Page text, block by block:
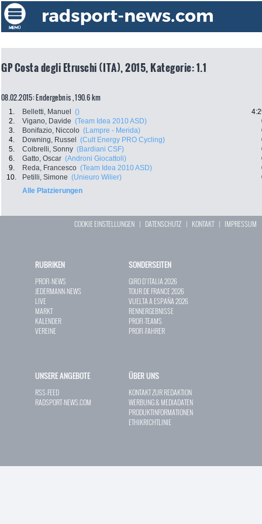
GP Costa degli Etruschi (ITA), 2015, Kategorie: 1.1
08.02.2015: Endergebnis , 190.6 km
1. Belletti, Manuel ()
2.
Vigano, Davide (Team Idea 2010 ASD)
3.
Bonifazio, Niccolo (Lampre - Merida)
4.
Downing, Russel (Cult Energy PRO Cycling)
5.
Colbrelli, Sonny (Bardiani CSF)
6.
Gatto, Oscar (Androni Giocattoli)
9.
Reda, Francesco (Team Idea 2010 ASD)
10.
Petilli, Simone (Unieuro Wilier)
Alle Platzierungen
COOKIE EINSTELLUNGEN | DATENSCHUTZ | KONTAKT| IMPRESSUM
RUBRIKEN
PROFI-NEWS
JEDERMANN-NEWS
LIVE
MARKT
KALENDER
VEREINE
SONDERSEITEN
GIRO D`ITALIA 2026
TOUR DE FRANCE 2026
VUELTA A ESPAÑA 2026
RENNERGEBNISSE
PROFI-TEAMS
PROFI-FAHRER
UNSERE ANGEBOTE
RSS-FEED
RADSPORT-NEWS.COM
ÜBER UNS
KONTAKT ZUR REDAKTION
WERBUNG & MEDIADATEN
PRODUKTINFORMATIONEN
ETHIKRICHTLINIE